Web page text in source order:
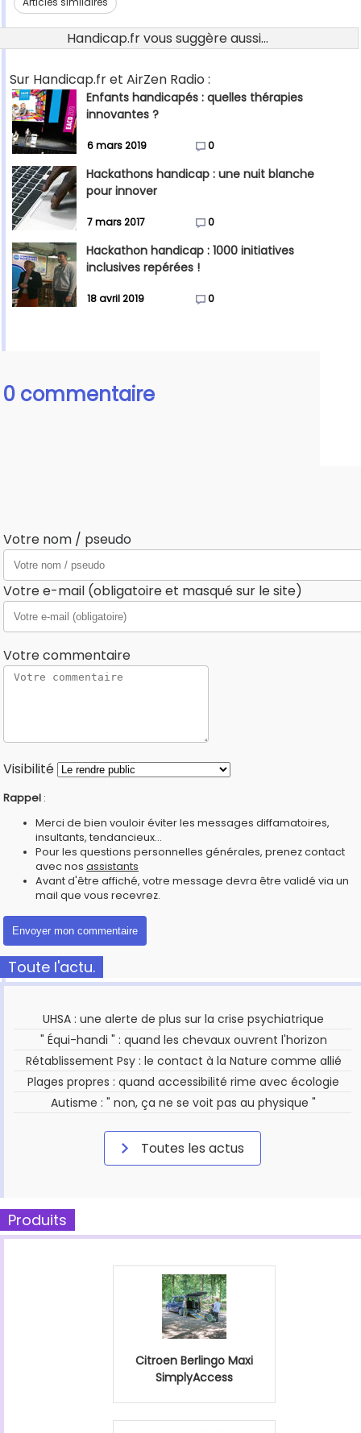
Handicap.fr vous suggère aussi...
Sur Handicap.fr et AirZen Radio :
Enfants handicapés : quelles thérapies
innovantes ?
6 mars 2019 0
Hackathons handicap : une nuit blanche
pour innover
7 mars 2017 0
Hackathon handicap : 1000 initiatives
inclusives repérées !
18 avril 2019 0
0 commentaire
Votre nom / pseudo
Votre e-mail (obligatoire et masqué sur le site)
Votre commentaire
Visibilité
Rappel :
Merci de bien vouloir éviter les messages diffamatoires,
insultants, tendancieux...
Pour les questions personnelles générales, prenez contact
avec nos assistants
Avant d'être affiché, votre message devra être validé via un
mail que vous recevrez.
Toute l'actu.
UHSA : une alerte de plus sur la crise psychiatrique
" Équi-handi " : quand les chevaux ouvrent l'horizon
Rétablissement Psy : le contact à la Nature comme allié
Plages propres : quand accessibilité rime avec écologie
Autisme : " non, ça ne se voit pas au physique "
Toutes les actus
Produits
Citroen Berlingo Maxi
SimplyAccess